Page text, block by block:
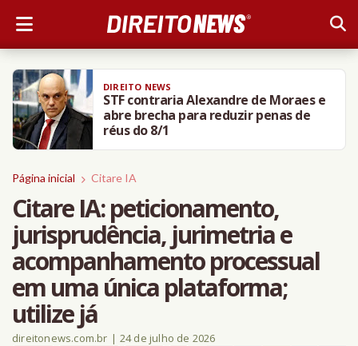
DIREITO NEWS
STF contraria Alexandre de Moraes e
abre brecha para reduzir penas de
réus do 8/1
Página inicial Citare IA
Citare IA: peticionamento,
jurisprudência, jurimetria e
acompanhamento processual
em uma única plataforma;
utilize já
direitonews.com.br | 24 de julho de 2026